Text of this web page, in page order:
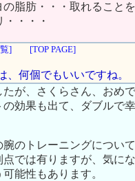
の脂肪・・・取れること
・・・
] [TOP PAGE]
、何個でもいいですね。
が、さくらさん、おめ
効果も出て、ダブルで
腕のトレーニングについ
点では有りますが、気に
能性もあります。